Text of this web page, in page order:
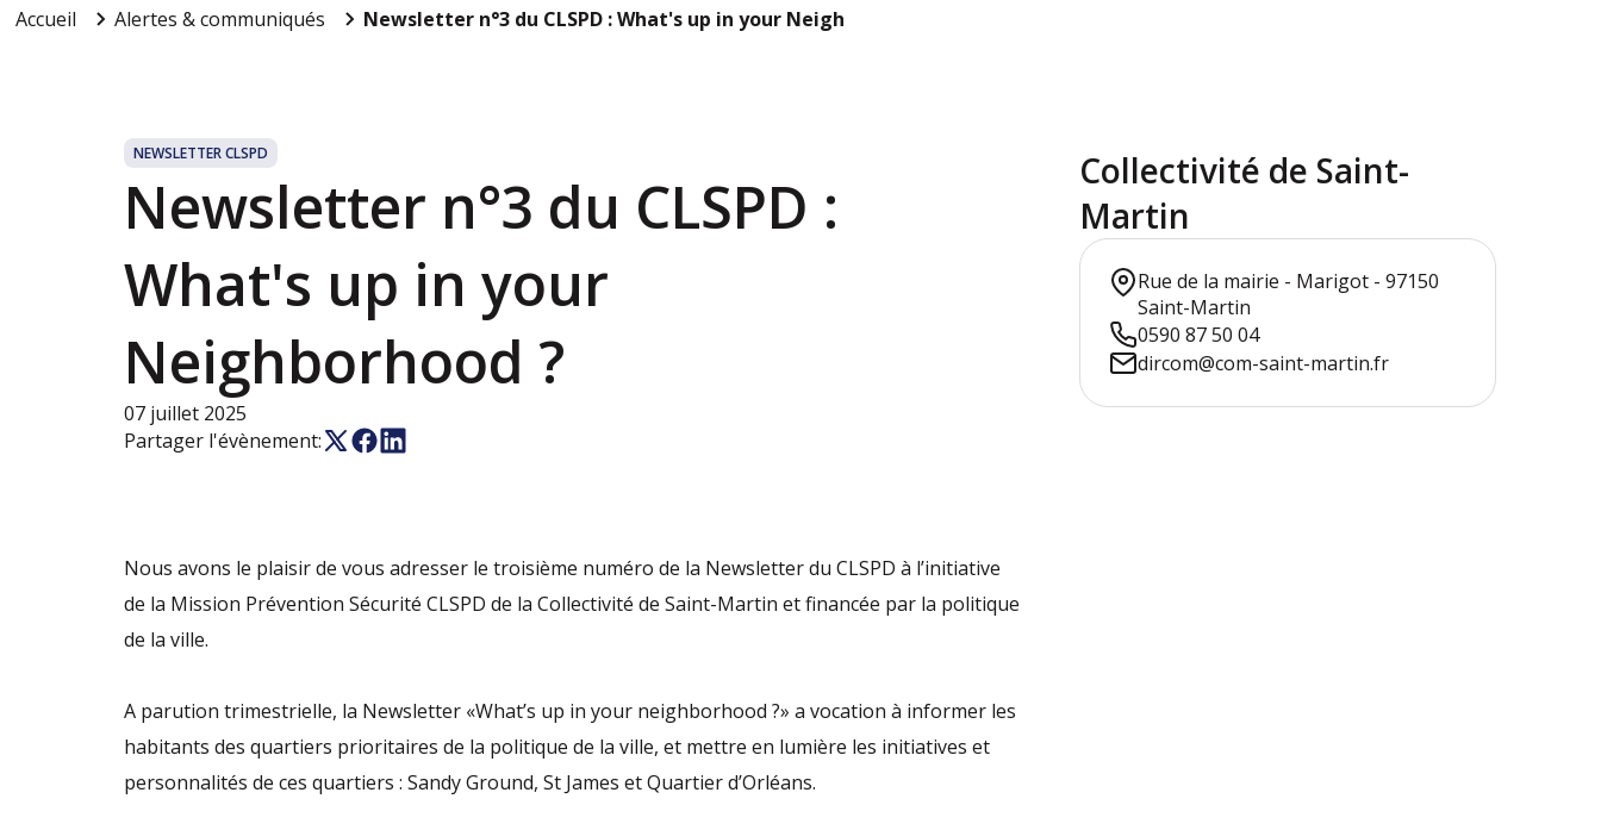
Accueil Alertes & communiqués Newsletter n°3 du CLSPD : What's up in your Neighborhood ?
NEWSLETTER CLSPD
Newsletter n°3 du CLSPD :
What's up in your
Neighborhood ?
07 juillet 2025
Partager l'évènement:
Nous avons le plaisir de vous adresser le troisième numéro de la Newsletter du CLSPD à l’initiative
de la Mission Prévention Sécurité CLSPD de la Collectivité de Saint-Martin et financée par la politique
de la ville.
A parution trimestrielle, la Newsletter «What’s up in your neighborhood ?» a vocation à informer les
habitants des quartiers prioritaires de la politique de la ville, et mettre en lumière les initiatives et
personnalités de ces quartiers : Sandy Ground, St James et Quartier d’Orléans.
Collectivité de Saint-
Martin
Rue de la mairie - Marigot - 97150
Saint-Martin
0590 87 50 04
dircom@com-saint-martin.fr